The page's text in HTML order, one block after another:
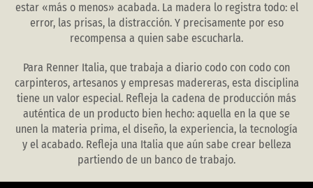
estar «más o menos» acabada. La madera lo registra todo: el
error, las prisas, la distracción. Y precisamente por eso
recompensa a quien sabe escucharla.
Para Renner Italia, que trabaja a diario codo con codo con
carpinteros, artesanos y empresas madereras, esta disciplina
tiene un valor especial. Refleja la cadena de producción más
auténtica de un producto bien hecho: aquella en la que se
unen la materia prima, el diseño, la experiencia, la tecnología
y el acabado. Refleja una Italia que aún sabe crear belleza
partiendo de un banco de trabajo.